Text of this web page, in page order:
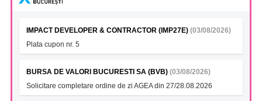
IMPACT DEVELOPER & CONTRACTOR (IMP27E) (03/08/2026)
Plata cupon nr. 5
BURSA DE VALORI BUCURESTI SA (BVB) (03/08/2026)
Solicitare completare ordine de zi AGEA din 27/28.08.2026